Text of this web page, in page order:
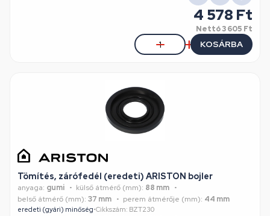
4 578 Ft
Nettó3 605 Ft
KOSÁRBA
Tömítés, zárófedél (eredeti) ARISTON bojler
anyaga: gumi külső átmérő (mm): 88 mm
belső átmérő (mm): 37 mm perem átmérője (mm): 44 mm
eredeti (gyári) minőség•Cikkszám: BZT230